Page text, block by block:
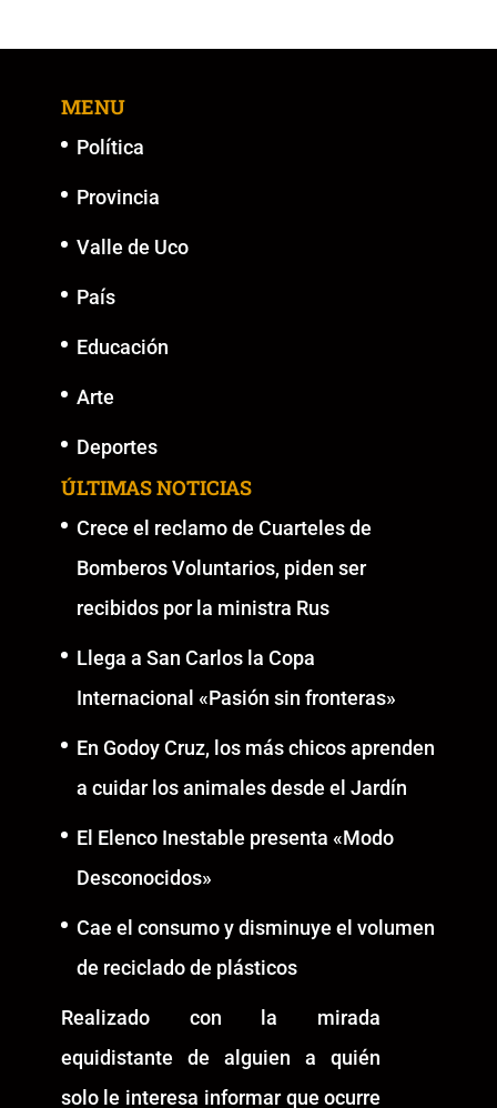
b
o
k
A Li n
MENU
Política
Provincia
Valle de Uco
País
Educación
Arte
Deportes
ÚLTIMAS NOTICIAS
Crece el reclamo de Cuarteles de
Bomberos Voluntarios, piden ser
recibidos por la ministra Rus
Llega a San Carlos la Copa
Internacional «Pasión sin fronteras»
En Godoy Cruz, los más chicos aprenden
a cuidar los animales desde el Jardín
El Elenco Inestable presenta «Modo
Desconocidos»
Cae el consumo y disminuye el volumen
de reciclado de plásticos
Realizado con la mirada
equidistante de alguien a quién
solo le interesa informar que ocurre